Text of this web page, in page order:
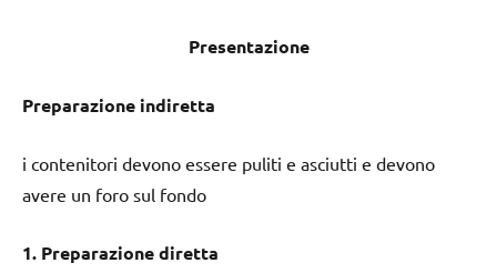
Presentazione
Preparazione indiretta
i contenitori devono essere puliti e asciutti e devono
avere un foro sul fondo
1. Preparazione diretta